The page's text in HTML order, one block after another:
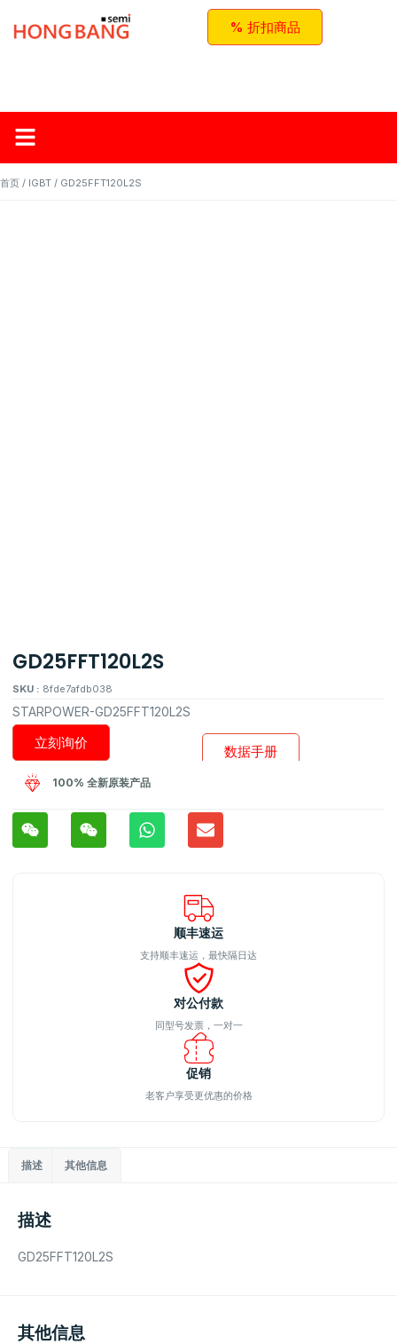
% 折扣商品
首页 / IGBT / GD25FFT120L2S
GD25FFT120L2S
SKU : 8fde7afdb038
STARPOWER-GD25FFT120L2S
数据手册
立刻询价
100% 全新原装产品
顺丰速运
支持顺丰速运，最快隔日达
对公付款
同型号发票，一对一
促销
老客户享受更优惠的价格
描述 其他信息
描述
GD25FFT120L2S
其他信息